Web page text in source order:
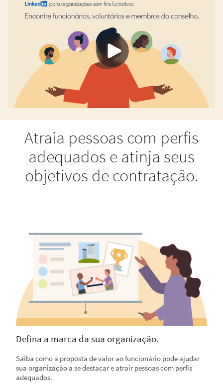
Atraia pessoas com perfis
adequados e atinja seus
objetivos de contratação.
Defina a marca da sua organização.
Saiba como a proposta de valor ao funcionário pode ajudar
sua organização a se destacar e atrair pessoas com perfis
adequados.